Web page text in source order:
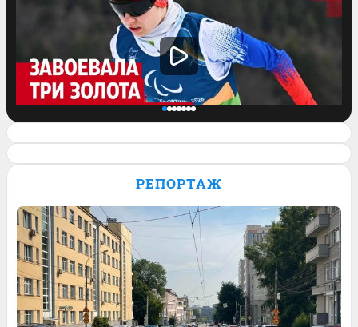
Паралимпиаде: история сильной духом
11 Обсудить
РЕПОРТАЖ